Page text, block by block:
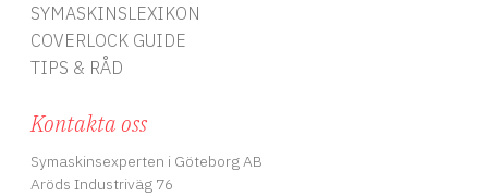
SYMASKINSLEXIKON
COVERLOCK GUIDE
TIPS & RÅD
Kontakta oss
Symaskinsexperten i Göteborg AB
Aröds Industriväg 76